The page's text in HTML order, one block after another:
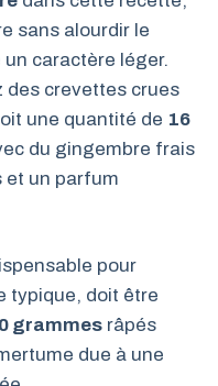
sans alourdir le
caractère léger.
des crevettes crues
une quantité de 16
du gingembre frais
et un parfum
pour
typique, doit être
grammes râpés
due à une